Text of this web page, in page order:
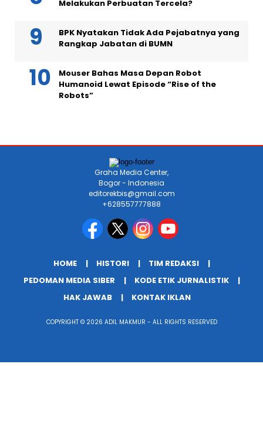
Melakukan Perbuatan Tercela?
BPK Nyatakan Tidak Ada Pejabatnya yang
Rangkap Jabatan di BUMN
Mouser Bahas Masa Depan Robot
Humanoid Lewat Episode “Rise of the
Robots”
Graha Media Center,
Bogor - Indonesia
editorekbis@gmail.com
+628557777888
HOME HISTORI
TIM REDAKSI
PEDOMAN MEDIA SIBER
KODE ETIK JURNALISTIK
HAK JAWAB
KONTAK IKLAN
COPYRIGHT © 2026 ADIL MAKMUR - ALL RIGHTS RESERVED